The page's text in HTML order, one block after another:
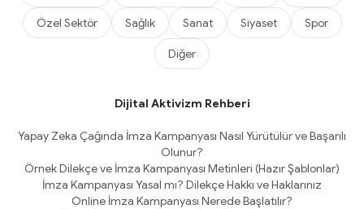
Özel Sektör Sağlık Sanat Siyaset Spor
Diğer
Dijital Aktivizm Rehberi
Yapay Zeka Çağında İmza Kampanyası Nasıl Yürütülür ve Başarılı
Olunur?
Örnek Dilekçe ve İmza Kampanyası Metinleri (Hazır Şablonlar)
İmza Kampanyası Yasal mı? Dilekçe Hakkı ve Haklarınız
Online İmza Kampanyası Nerede Başlatılır?